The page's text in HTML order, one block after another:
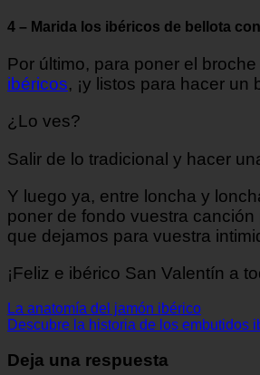
4 – Marida los ibéricos de bellota
Por último, para poner el
ibéricos, ¡y listos para hacer
¿Lo ves?
Salir de lo tradicional y hacer
Y luego ya, entre loncha y
poner de fondo vuestra
que dejamos para vuestra
¡Feliz e ibérico San Valentín a
La anatomía del jamón ibérico
Descubre la historia de los embutidos
Deja una respuesta